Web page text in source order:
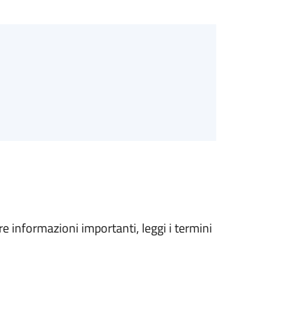
informazioni importanti, leggi i termini